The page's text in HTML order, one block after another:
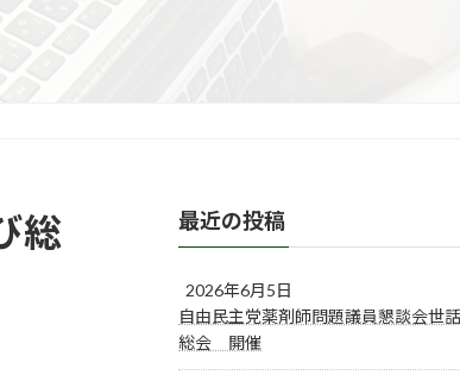
総
最近の投稿
2026年6月5日
自由民主党薬剤師問題議員懇談会世
総会 開催